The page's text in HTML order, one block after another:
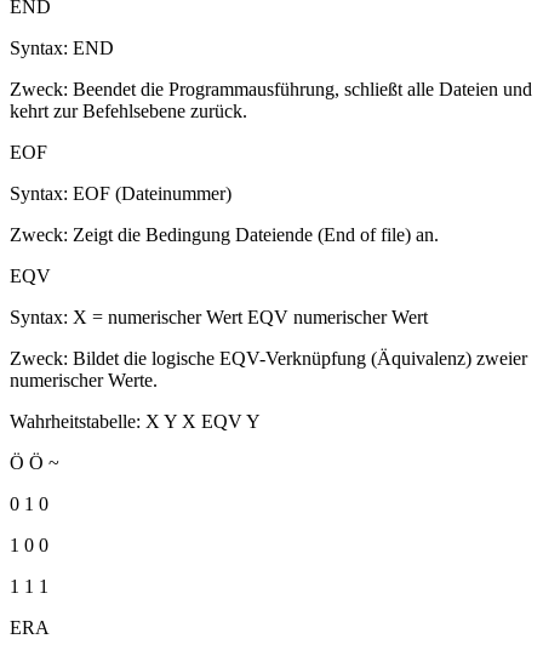
END
Syntax: END
Zweck: Beendet die Programmausführung, schließt alle Dateien und
kehrt zur Befehlsebene zurück.
EOF
Syntax: EOF (Dateinummer)
Zweck: Zeigt die Bedingung Dateiende (End of file) an.
EQV
Syntax: X = numerischer Wert EQV numerischer Wert
Zweck: Bildet die logische EQV-Verknüpfung (Äquivalenz) zweier
numerischer Werte.
Wahrheitstabelle: X Y X EQV Y
Ö Ö ~
0 1 0
1 0 0
1 1 1
ERA